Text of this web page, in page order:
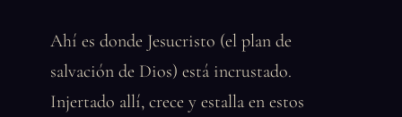
Ahí es donde Jesucristo (el plan de
salvación de Dios) está incrustado.
Injertado allí, crece y estalla en estos